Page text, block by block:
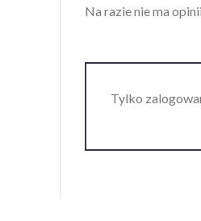
Na razie nie ma
Tylko